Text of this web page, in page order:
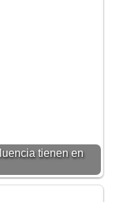
tienen en